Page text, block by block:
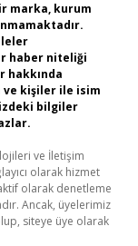
marka, kurum
haber niteliği
hakkında
ve kişiler ile isim
bilgiler
ve İletişim
olarak hizmet
olarak denetleme
Ancak, üyelerimiz
siteye üye olarak